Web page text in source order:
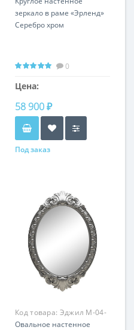
зеркало в раме «Эрленд»
Серебро хром
0
Цена:
58 900 ₽
Под заказ
Код товара: Эджил M-04-
74
Овальное настенное